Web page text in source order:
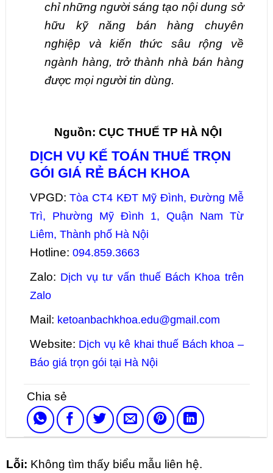
chỉ những người sáng tạo nội dung sở
hữu kỹ năng bán hàng chuyên
nghiệp và kiến thức sâu rộng về
ngành hàng, trở thành nhà bán hàng
được mọi người tin dùng.
Nguồn: CỤC THUẾ TP HÀ NỘI
DỊCH VỤ KẾ TOÁN THUẾ TRỌN
GÓI GIÁ RẺ BÁCH KHOA
VPGD:Tòa CT4 KĐT Mỹ Đình, Đường Mễ
Trì, Phường Mỹ Đình 1, Quận Nam Từ
Liêm, Thành phố Hà Nội
Hotline: 094.859.3663
Zalo: Dịch vụ tư vấn thuế Bách Khoa trên
Zalo
Mail: ketoanbachkhoa.edu@gmail.com
Website: Dịch vụ kê khai thuế Bách khoa –
Báo giá trọn gói tại Hà Nội
Lỗi: Không tìm thấy biểu mẫu liên hệ.